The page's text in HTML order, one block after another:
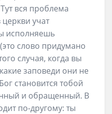
вся проблема
учат
исполняешь
слово придумано
случая, когда вы
заповеди они не
становится тобой
и обращенный. В
по-другому: ты